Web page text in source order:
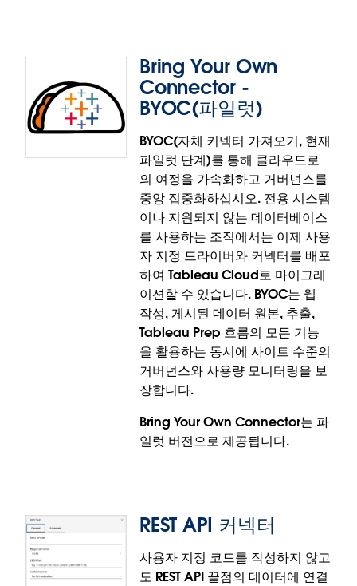
Tableau Prep: 서비스형 Hyper
서비스형 Hyper로 더 큰 규모의 Prep 흐름을 더 효율
적으로 처리하십시오. Tableau Prep은 이제 플로 프로
세서(Minerva)와 Hyper를 다양한 포드로 분리하여 서
비스를 독립적으로 확장하고 배포할 수 있게 합니다.
이로써 오류를 더 쉽게 격리하고 리소스를 효과적으로
할당하여 메모리 제약으로 인한 흐름 오류가 훨씬 적어
서비스형 Hyper는 Tableau Prep 및 Tableau Cloud
에 정식 출시되었습니다.
Bring Your Own
Connector -
BYOC(파일럿)
BYOC(자체 커넥터 가져오기, 현재
파일럿 단계)를 통해 클라우드로
의 여정을 가속화하고 거버넌스를
중앙 집중화하십시오. 전용 시스템
이나 지원되지 않는 데이터베이스
를 사용하는 조직에서는 이제 사용
자 지정 드라이버와 커넥터를 배포
하여 Tableau Cloud로 마이그레
이션할 수 있습니다. BYOC는 웹
작성, 게시된 데이터 원본, 추출,
Tableau Prep 흐름의 모든 기능
을 활용하는 동시에 사이트 수준의
거버넌스와 사용량 모니터링을 보
장합니다.
Bring Your Own Connector는 파
일럿 버전으로 제공됩니다.
Bring Your Own Connector -
BYOC(파일럿)
REST API 커넥터
사용자 지정 코드를 작성하지 않고
도 REST API 끝점의 데이터에 연결